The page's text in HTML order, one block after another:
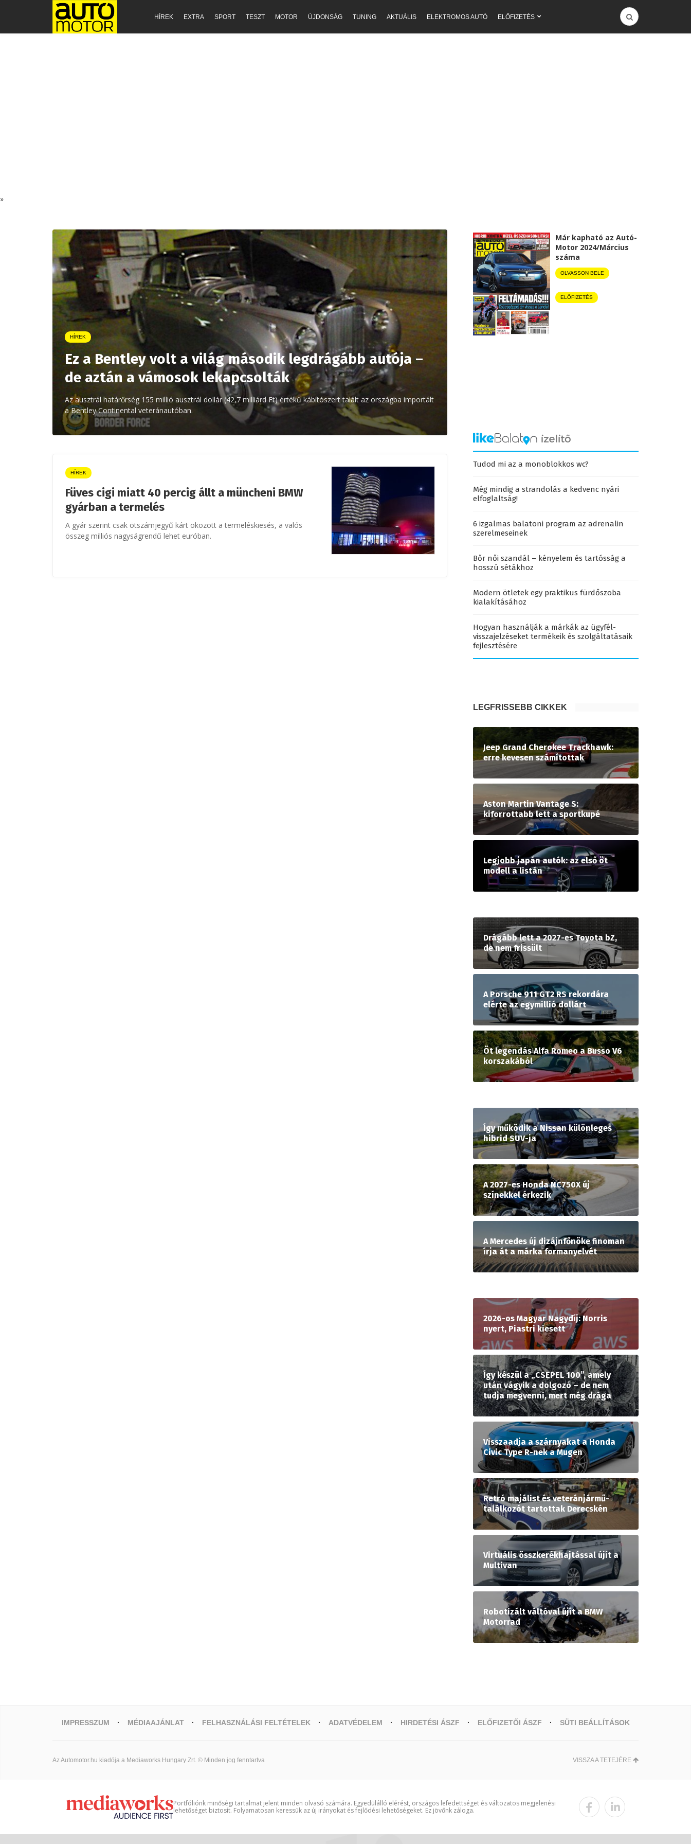
HÍREK EXTRA SPORT TESZT MOTOR ÚJDONSÁG TUNING AKTUÁLIS ELEKTROMOS AUTÓ ELŐFIZETÉS
»
HÍREK
Ez a Bentley volt a világ második legdrágább autója –
de aztán a vámosok lekapcsolták
Az ausztrál határőrség 155 millió ausztrál dollár (42,7 milliárd Ft) értékű kábítószert talált az országba importált
a Bentley Continental veteránautóban.
HÍREK
Füves cigi miatt 40 percig állt a müncheni BMW
gyárban a termelés
A gyár szerint csak ötszámjegyű kárt okozott a termeléskiesés, a valós
összeg milliós nagyságrendű lehet euróban.
Már kapható az Autó-
Motor 2024/Március
száma
OLVASSON BELE
ELŐFIZETÉS
Tudod mi az a monoblokkos wc?
Még mindig a strandolás a kedvenc nyári
elfoglaltság!
6 izgalmas balatoni program az adrenalin
szerelmeseinek
Bőr női szandál – kényelem és tartósság a
hosszú sétákhoz
Modern ötletek egy praktikus fürdőszoba
kialakításához
Hogyan használják a márkák az ügyfél-
visszajelzéseket termékeik és szolgáltatásaik
fejlesztésére
LEGFRISSEBB CIKKEK
Jeep Grand Cherokee Trackhawk:
erre kevesen számítottak
Aston Martin Vantage S:
kiforrottabb lett a sportkupé
Legjobb japán autók: az első öt
modell a listán
Drágább lett a 2027-es Toyota bZ,
de nem frissült
A Porsche 911 GT2 RS rekordára
elérte az egymillió dollárt
Öt legendás Alfa Romeo a Busso V6
korszakából
Így működik a Nissan különleges
hibrid SUV-ja
A 2027-es Honda NC750X új
színekkel érkezik
A Mercedes új dizájnfőnöke finoman
írja át a márka formanyelvét
2026-os Magyar Nagydíj: Norris
nyert, Piastri kiesett
Így készül a „CSEPEL 100”, amely
után vágyik a dolgozó – de nem
tudja megvenni, mert még drága
Visszaadja a szárnyakat a Honda
Civic Type R-nek a Mugen
Retró majálist és veteránjármű-
találkozót tartottak Derecskén
Virtuális összkerékhajtással újít a
Multivan
Robotizált váltóval újít a BMW
Motorrad
IMPRESSZUM MÉDIAAJÁNLAT FELHASZNÁLÁSI FELTÉTELEK ADATVÉDELEM HIRDETÉSI ÁSZF ELŐFIZETŐI ÁSZF SÜTI BEÁLLÍTÁSOK
Az Automotor.hu kiadója a Mediaworks Hungary Zrt. © Minden jog fenntartva VISSZA A TETEJÉRE
Portfóliónk minőségi tartalmat jelent minden olvasó számára. Egyedülálló elérést, országos lefedettséget és változatos megjelenési
lehetőséget biztosít. Folyamatosan keressük az új irányokat és fejlődési lehetőségeket. Ez jövőnk záloga.